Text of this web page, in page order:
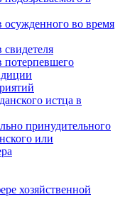
осужденного во время
потерпевшего
истца в
принудительного
или
хозяйственной